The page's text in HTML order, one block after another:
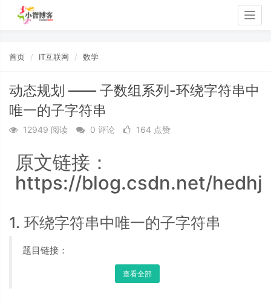
首页 IT互联网 数学
动态规划 —— 子数组系列-环绕字符串中
唯⼀的子字符串
12949 阅读 0 评论 164 点赞
原文链接：
https://blog.csdn.net/
1. 环绕字符串中唯⼀的子字符串
题目链接：
查看全部